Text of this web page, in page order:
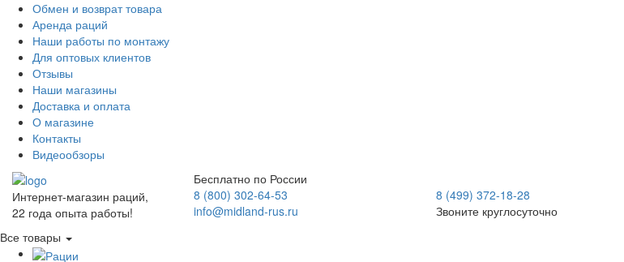
Обмен и возврат товара
Аренда раций
Наши работы по монтажу
Для оптовых клиентов
Отзывы
Наши магазины
Доставка и оплата
О магазине
Контакты
Видеообзоры
Интернет-магазин раций,
22 года опыта работы!
Бесплатно по России
8 (800) 302-64-53
info@midland-rus.ru
8 (499) 372-18-28
Звоните круглосуточно
Все товары